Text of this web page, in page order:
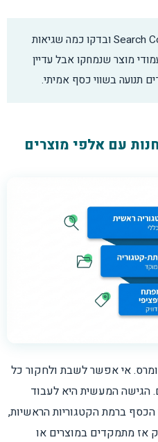
כנסו ל-Search Console ובדקו כמה שגיאות
מוצר שנמחקו אבל עדיין
תנועה בשווי כסף אמיתי.
עם אלפי מוצרים
אי אפשר לשבת ולחקור כל
כשיש 3,000 פריטים. הגישה המעשית היא לעבוד
ברמת הקטגוריות הראשיות,
אז מתמקדים במוצרים או